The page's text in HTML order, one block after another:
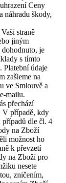
Ceny
náhradu škody,
straně
jiným
je
s tímto
Platební údaje
zašleme na
ve Smlouvě a
mailu.
přechází
V případě, kdy
případů dle čl. 4
na Zboží
možnost ho
k převzetí
na Zboží pro
nesete
zničením,